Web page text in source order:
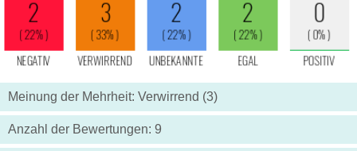
Meinung der Mehrheit: Verwirrend (3)
Anzahl der Bewertungen: 9